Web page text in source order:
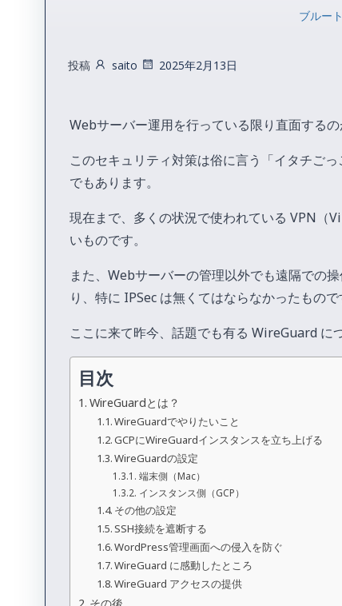
ブルー
投稿 saito 2025年2月13日
Webサーバー運用を行っている限り直面する
このセキュリティ対策は俗に言う「イタチご
でもあります。
現在まで、多くの状況で使われている VPN
いものです。
また、Webサーバーの管理以外でも遠隔での
り、特に IPSec は無くてはならなかったもので
ここに来て昨今、話題でも有る WireGuard に
目次
WireGuardとは？
WireGuardでやりたいこと
GCPにWireGuardインスタンスを立ち上げる
WireGuardの設定
端末側（Mac）
インスタンス側（GCP）
その他の設定
SSH接続を遮断する
WordPress管理画面への侵入を防ぐ
WireGuard に感動したところ
WireGuard アクセスの提供